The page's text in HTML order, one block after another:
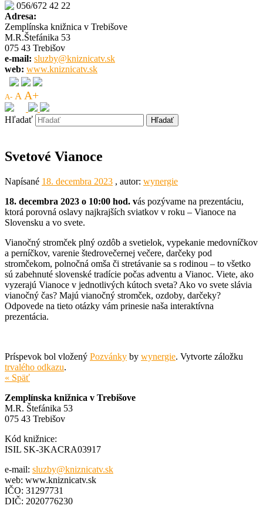
056/672 42 22
Adresa:
Zemplínska knižnica v Trebišove
M.R.Štefánika 53
075 43 Trebišov
e-mail: sluzby@kniznicatv.sk
web: www.kniznicatv.sk
A- A A+
Hľadať
Svetové Vianoce
Napísané 18. decembra 2023 , autor: wynergie
18. decembra 2023 o 10:00 hod. vás pozývame na prezentáciu,
ktorá porovná oslavy najkrajších sviatkov v roku – Vianoce na
Slovensku a vo svete.
Vianočný stromček plný ozdôb a svetielok, vypekanie medovníčkov
a perníčkov, varenie štedrovečernej večere, darčeky pod
stromčekom, polnočná omša či stretávanie sa s rodinou – to všetko
sú zabehnuté slovenské tradície počas adventu a Vianoc. Viete, ako
vyzerajú Vianoce v jednotlivých kútoch sveta? Ako vo svete slávia
vianočný čas? Majú vianočný stromček, ozdoby, darčeky?
Odpovede na tieto otázky vám prinesie naša interaktívna
prezentácia.
Príspevok bol vložený Pozvánky by wynergie. Vytvorte záložku
trvalého odkazu.
« Späť
Zemplínska knižnica v Trebišove
M.R. Štefánika 53
075 43 Trebišov
Kód knižnice:
ISIL SK-3KACRA03917
e-mail: sluzby@kniznicatv.sk
web: www.kniznicatv.sk
IČO: 31297731
DIČ: 2020776230